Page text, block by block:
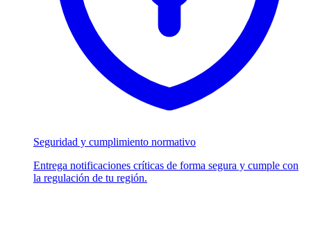
Seguridad y cumplimiento normativo
Entrega notificaciones críticas de forma segura y cumple con
la regulación de tu región.